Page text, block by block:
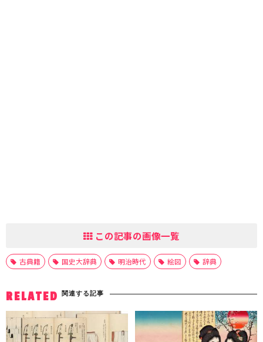
この記事の画像一覧
古典籍 国史大辞典 明治時代 絵図 辞典
RELATED 関連する記事